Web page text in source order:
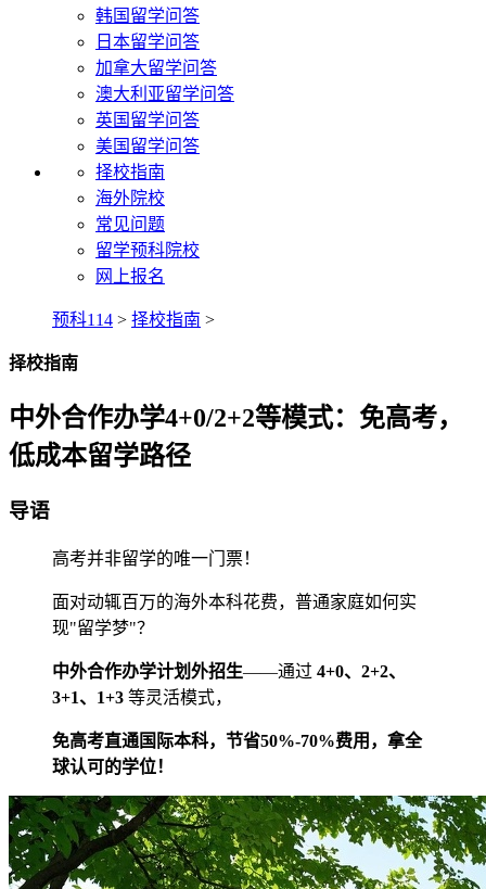
韩国留学问答
日本留学问答
加拿大留学问答
澳大利亚留学问答
英国留学问答
美国留学问答
择校指南
海外院校
常见问题
留学预科院校
网上报名
预科114 > 择校指南 >
择校指南
中外合作办学4+0/2+2等模式：免高考，
低成本留学路径
导语
高考并非留学的唯一门票！
面对动辄百万的海外本科花费，普通家庭如何实
现"留学梦"？
中外合作办学计划外招生——通过 4+0、2+2、
3+1、1+3 等灵活模式，
免高考直通国际本科，节省50%-70%费用，拿全
球认可的学位！